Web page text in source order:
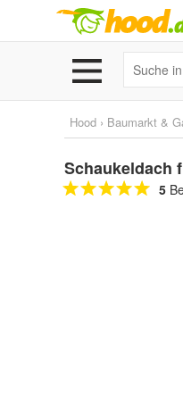
Hood › Baumarkt &
Schaukeldach
5